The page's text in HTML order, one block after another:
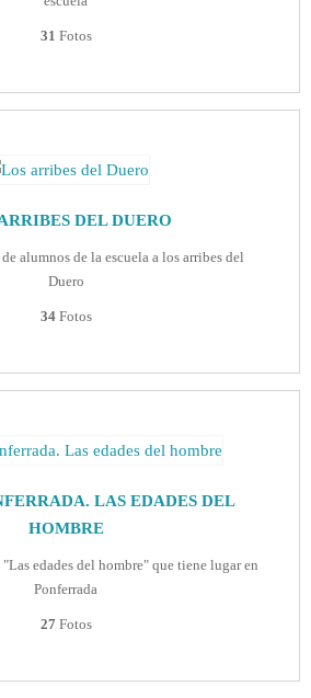
31 Fotos
DEL DUERO
alumnos de la escuela a los arribes del
Duero
34Fotos
LAS EDADES DEL
HOMBRE
edades del hombre" que tiene lugar en
Ponferrada
27 Fotos